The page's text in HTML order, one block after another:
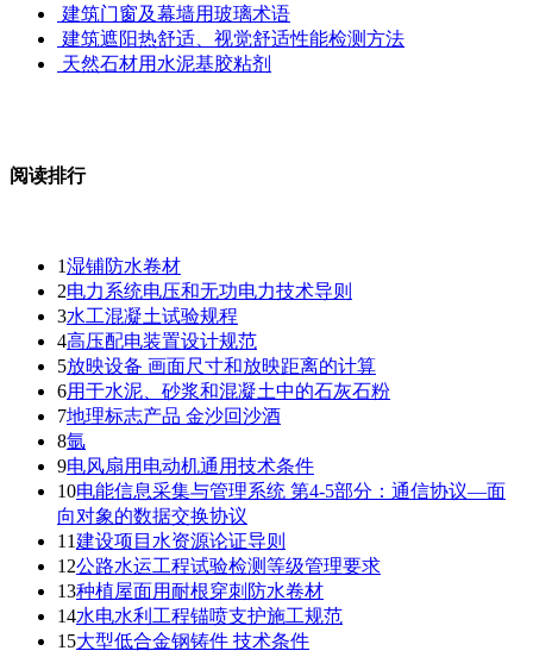
建筑门窗及幕墙用玻璃术语
建筑遮阳热舒适、视觉舒适性能检测方法
天然石材用水泥基胶粘剂
阅读排行
1湿铺防水卷材
2电力系统电压和无功电力技术导则
3水工混凝土试验规程
4高压配电装置设计规范
5放映设备 画面尺寸和放映距离的计算
6用于水泥、砂浆和混凝土中的石灰石粉
7地理标志产品 金沙回沙酒
8氩
9电风扇用电动机通用技术条件
10电能信息采集与管理系统 第4-5部分：通信协议—面
向对象的数据交换协议
11建设项目水资源论证导则
12公路水运工程试验检测等级管理要求
13种植屋面用耐根穿刺防水卷材
14水电水利工程锚喷支护施工规范
15大型低合金钢铸件 技术条件